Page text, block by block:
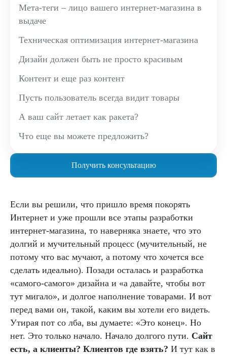
Если вы решили, что пришло время покорять
Интернет и уже прошли все этапы разработки
интернет-магазина, то наверняка знаете, что это
долгий и мучительный процесс (мучительный, не
потому что вас мучают, а потому что хочется все
сделать идеально). Позади осталась и разработка
«самого-самого» дизайна и «а давайте, чтобы вот
тут мигало», и долгое наполнение товарами. И вот
перед вами он, такой, каким вы хотели его видеть.
Утирая пот со лба, вы думаете: «Это конец». Но
нет. Это только начало. Начало долгого пути. Сайт
есть, а клиенты? Клиентов где взять? И тут как в
Мета-теги – лицо вашего интернет-магазина в
выдаче
Техническая оптимизация интернет-магазина
Дизайн должен быть не просто красивым
Контент и еще раз контент
Пусть пользователь всегда видит товары
А ваш сайт летает как ракета?
Что еще вы можете предложить?
Получить консультацию